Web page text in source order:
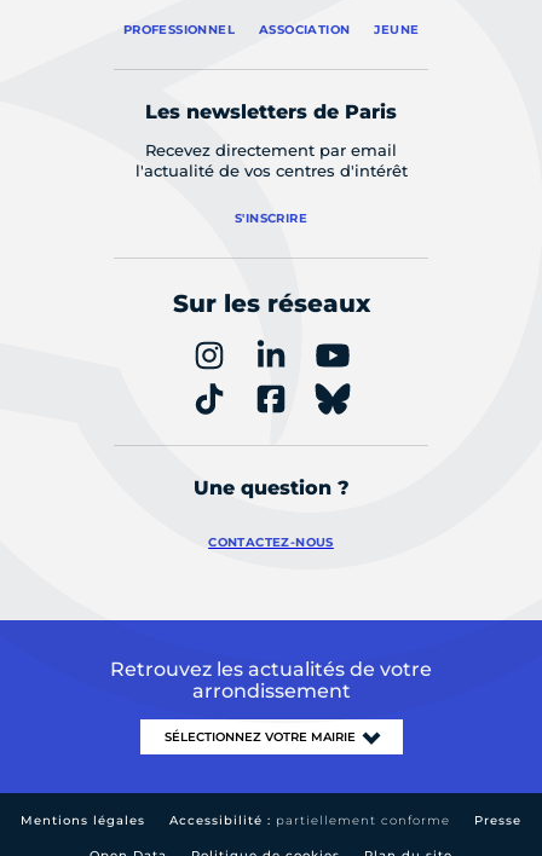
PROFESSIONNEL ASSOCIATION JEUNE
Les newsletters de Paris
Recevez directement par email
l'actualité de vos centres d'intérêt
S'INSCRIRE
Sur les réseaux
Une question ?
CONTACTEZ-NOUS
Retrouvez les actualités de votre
arrondissement
Mentions légales Accessibilité : partiellement conforme Presse